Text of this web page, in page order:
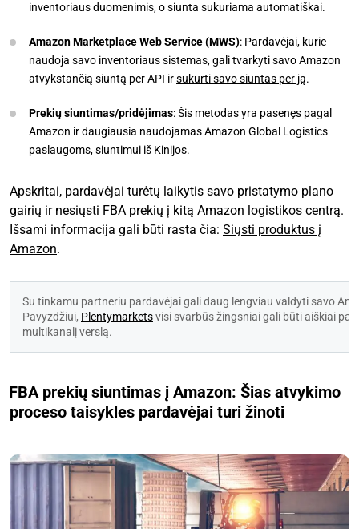
inventoriaus duomenimis, o siunta sukuriama automatiškai.
Amazon Marketplace Web Service (MWS): Pardavėjai, kurie
naudoja savo inventoriaus sistemas, gali tvarkyti savo Amazon
atvykstančią siuntą per API irsukurti savo siuntas per ją.
Prekių siuntimas/pridėjimas: Šis metodas yra pasenęs pagal
Amazon ir daugiausia naudojamas Amazon Global Logistics
paslaugoms, siuntimui iš Kinijos.
Apskritai, pardavėjai turėtų laikytis savo pristatymo plano
gairių ir nesiųsti FBA prekių į kitą Amazon logistikos centrą.
Išsami informacija gali būti rasta čia: Siųsti produktus į
Amazon.
Su tinkamu partneriu pardavėjai gali daug lengviau valdyti savo
Pavyzdžiui, Plentymarkets visi svarbūs žingsniai gali būti aiškiai
multikanalį verslą.
FBA prekių siuntimas į Amazon: Šias atvykimo
proceso taisykles pardavėjai turi žinoti